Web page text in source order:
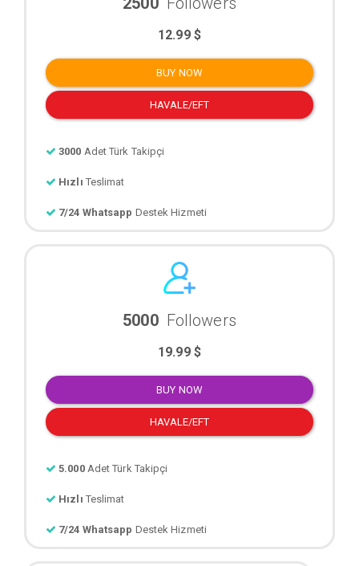
12.99 $
BUY NOW
HAVALE/EFT
3000 Adet Türk Takipçi
Hızlı Teslimat
7/24 Whatsapp Destek Hizmeti
5000 Followers
19.99 $
BUY NOW
HAVALE/EFT
5.000 Adet Türk Takipçi
Hızlı Teslimat
7/24 Whatsapp Destek Hizmeti